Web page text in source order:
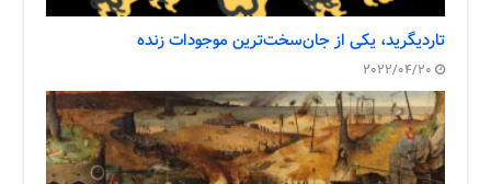
تاردیگرید، یکی از جان‌سخت‌ترین موجودات زنده
2022/04/20